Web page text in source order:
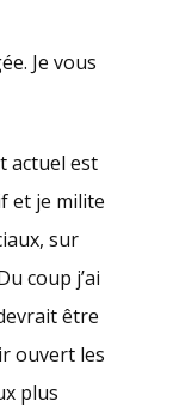
Je vous
actuel est
et je milite
sur
coup j’ai
être
ouvert les
plus